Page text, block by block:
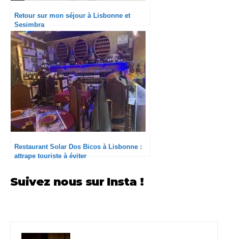
Retour sur mon séjour à Lisbonne et
Sesimbra
Restaurant Solar Dos Bicos à Lisbonne :
attrape touriste à éviter
Suivez nous sur Insta !